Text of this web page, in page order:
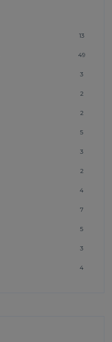
13
49
3
2
2
5
3
2
4
7
5
3
4